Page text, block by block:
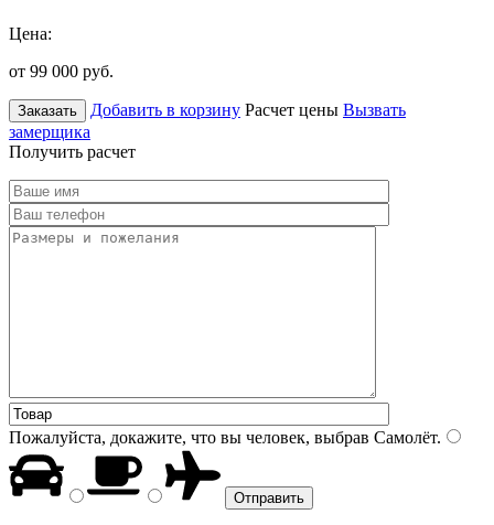
Цена:
от 99 000 руб.
Заказать Добавить в корзину Расчет цены Вызвать
замерщика
Получить расчет
Пожалуйста, докажите, что вы человек, выбрав Самолёт.